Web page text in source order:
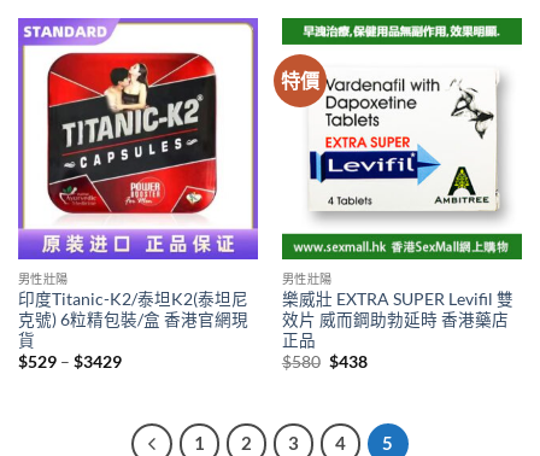
男性壯陽
印度Titanic-K2/泰坦K2(泰坦尼
克號) 6粒精包裝/盒 香港官網現
貨
$529 – $3429Price
$3429
特價
男性壯陽
樂威壯 EXTRA SUPER Levifil 雙
效片 威而鋼助勃延時 香港藥店
正品
$580 Original
$438Current
1 2 3 4 5